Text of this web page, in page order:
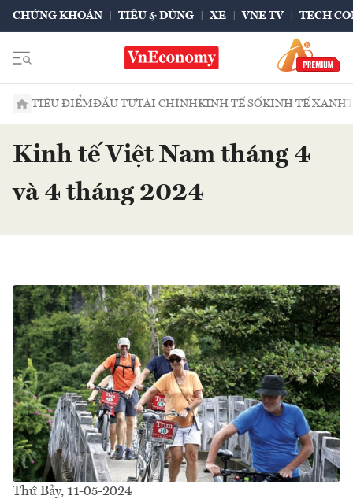
CHỨNG KHOÁN TIÊU & DÙNG XE VNE TV TECH
TIÊU ĐIỂMĐẦU TƯTÀI CHÍNHKINH TẾ SỐKINH TẾ XANH
Kinh tế Việt Nam tháng 4
và 4 tháng 2024
Thứ Bảy, 11-05-2024